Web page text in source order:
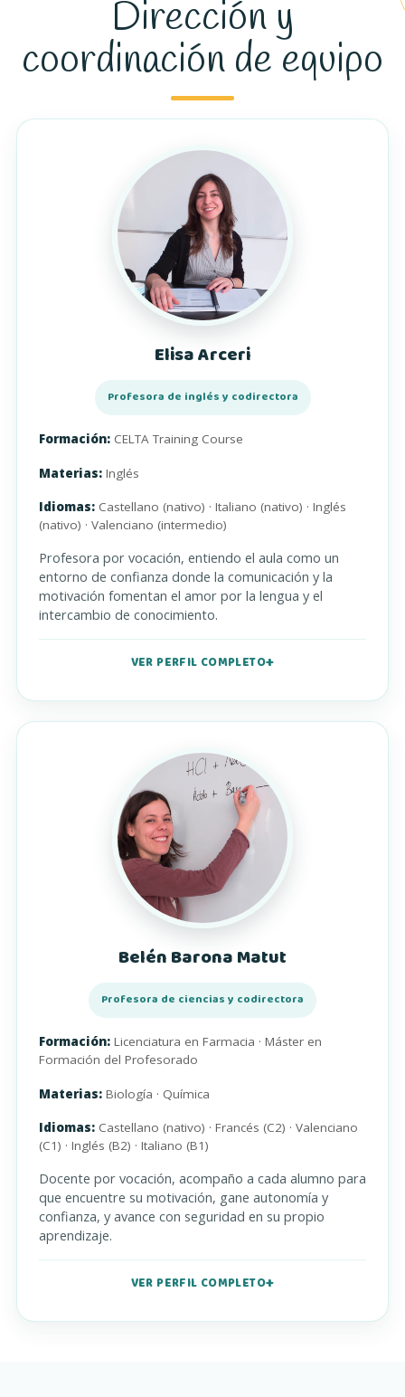
Dirección y
coordinación de equipo
Elisa Arceri
Profesora de inglés y codirectora
Formación: CELTA Training Course
Materias: Inglés
Idiomas: Castellano (nativo) · Italiano (nativo) · Inglés
(nativo) · Valenciano (intermedio)
Profesora por vocación, entiendo el aula como un
entorno de confianza donde la comunicación y la
motivación fomentan el amor por la lengua y el
intercambio de conocimiento.
VER PERFIL COMPLETO
Belén Barona Matut
Profesora de ciencias y codirectora
Formación: Licenciatura en Farmacia · Máster en
Formación del Profesorado
Materias: Biología · Química
Idiomas: Castellano (nativo) · Francés (C2) · Valenciano
(C1) · Inglés (B2) · Italiano (B1)
Docente por vocación, acompaño a cada alumno para
que encuentre su motivación, gane autonomía y
confianza, y avance con seguridad en su propio
aprendizaje.
VER PERFIL COMPLETO